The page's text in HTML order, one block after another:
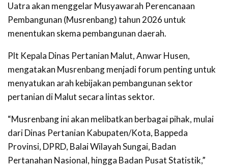
Uatra akan menggelar Musyawarah Perencanaan
Pembangunan (Musrenbang) tahun 2026 untuk
menentukan skema pembangunan daerah.
Plt Kepala Dinas Pertanian Malut, Anwar Husen,
mengatakan Musrenbang menjadi forum penting untuk
menyatukan arah kebijakan pembangunan sektor
pertanian di Malut secara lintas sektor.
“Musrenbang ini akan melibatkan berbagai pihak, mulai
dari Dinas Pertanian Kabupaten/Kota, Bappeda
Provinsi, DPRD, Balai Wilayah Sungai, Badan
Pertanahan Nasional, hingga Badan Pusat Statistik,”